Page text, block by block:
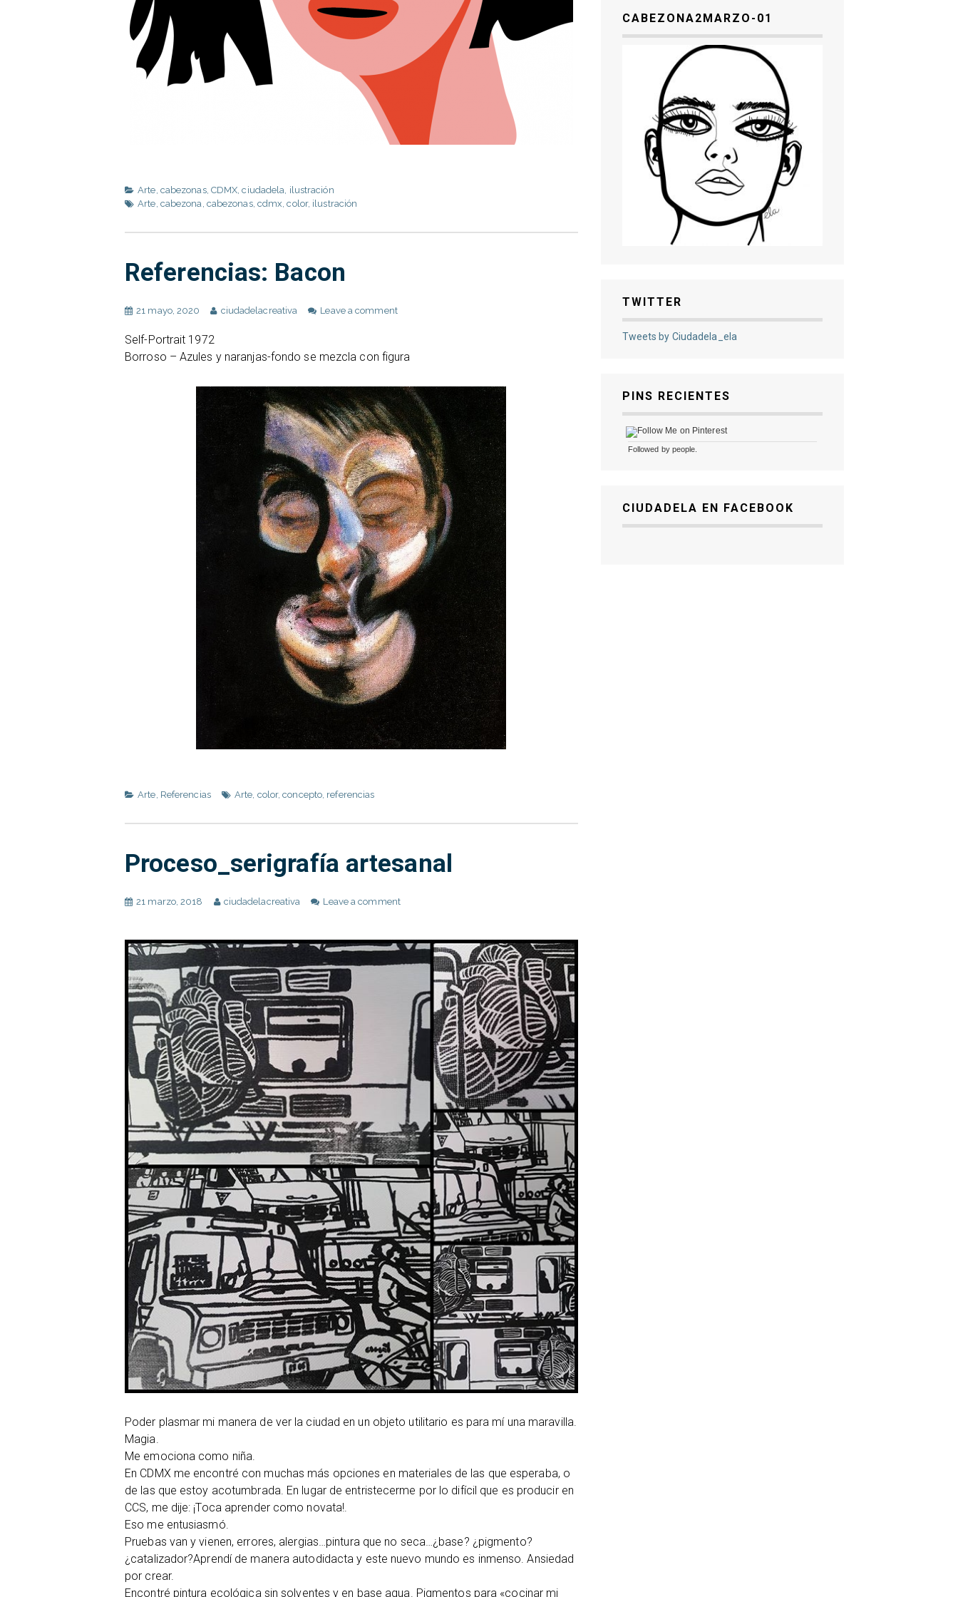
Arte cabezonas, CDMX ,ciudadela ilustración
Arte cabezona cabezonas, cdmx ,color, ilustración
Referencias: Bacon
21 mayo, 2020 ciudadelacreativa Leave a comment
Self-Portrait 1972
Borroso – Azules y naranjas-fondo se mezcla con figura
Arte Referencias Arte color,concepto referencias
Proceso_serigrafía artesanal
21 marzo, 2018 ciudadelacreativa Leave a comment
Poder plasmar mi manera de ver la ciudad en un objeto utilitario es para mí una maravilla.
Magia.
Me emociona como niña.
En CDMX me encontré con muchas más opciones en materiales de las que esperaba, o
de las que estoy acotumbrada. En lugar de entristecerme por lo difícil que es producir en
CCS, me dije: ¡Toca aprender como novata!.
Eso me entusiasmó.
Pruebas van y vienen, errores, alergias…pintura que no seca…¿base? ¿pigmento?
¿catalizador?Aprendí de manera autodidacta y este nuevo mundo es inmenso. Ansiedad
por crear.
Encontré pintura ecológica sin solventes y en base agua. Pigmentos para «cocinar mi
CABEZONA2MARZO-01
TWITTER
Tweets by Ciudadela_ela
PINS RECIENTES
Followed by people.
CIUDADELA EN FACEBOOK